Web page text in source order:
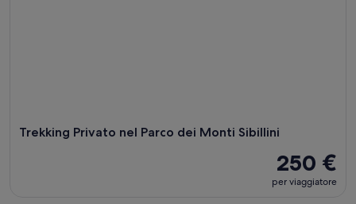
Trekking Privato nel Parco dei Monti Sibillini
250 €
per viaggiatore